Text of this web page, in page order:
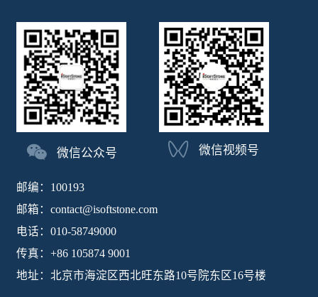
微信公众号 微信视频号
邮编：100193
邮箱：contact@isoftstone.com
电话：010-58749000
传真：+86 105874 9001
地址：北京市海淀区西北旺东路10号院东区16号楼